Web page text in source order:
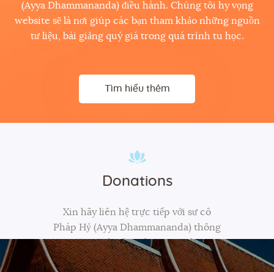
(Ayya Dhammananda) điều hành. Chúng tôi hy vọng
website sẽ là nơi giúp các bạn tham khảo những nguồn
tư liệu, bài giảng quý giá trong quá trình tu học.
Tìm hiểu thêm
Donations
Xin hãy liên hệ trực tiếp với sư cô
Pháp Hỷ (Ayya Dhammananda) thông
qua điện thoại hoặc email.